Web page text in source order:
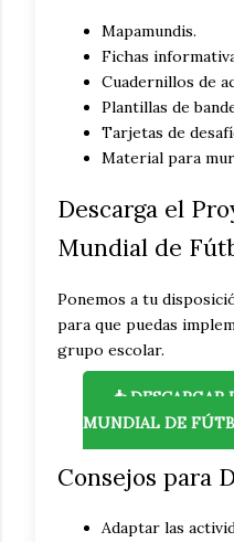
Mapamundis.
Fichas
Cuadernillos de
Plantillas de
Tarjetas de
Material para
Descarga el
Mundial de
Ponemos a tu
para que puedas
grupo escolar.
📥 DESCARGAR
MUNDIAL DE
Consejos para
Adaptar las